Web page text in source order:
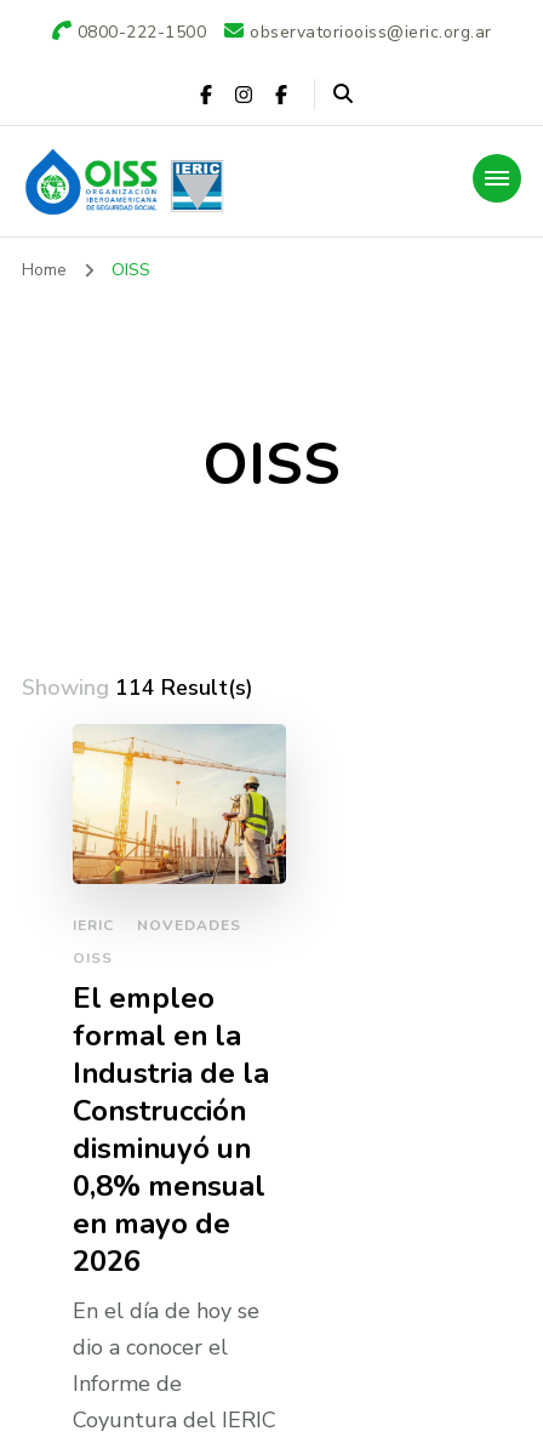
0800-222-1500 observatoriooiss@ieric.org.ar
Observatorio OISS-
IERIC
Home OISS
OISS
Showing 114 Result(s)
IERIC
NOVEDADES
OISS
El empleo
formal en la
Industria de la
Construcción
disminuyó un
0,8% mensual
en mayo de
2026
En el día de hoy se
dio a conocer el
Informe de
Coyuntura del IERIC